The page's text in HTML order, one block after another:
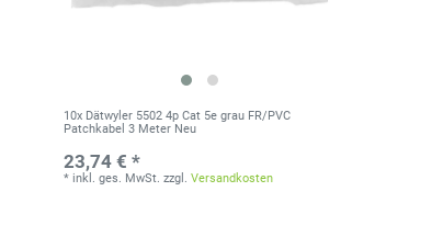
10x Dätwyler 5502 4p Cat 5e grau FR/PVC
Patchkabel 3 Meter Neu
23,74 € *
* inkl. ges. MwSt. zzgl.Versandkosten